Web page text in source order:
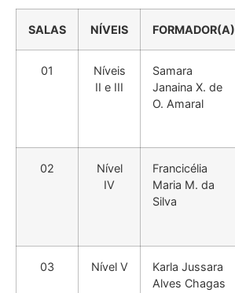
SALAS NÍVEIS FORMADOR(A)
01
Níveis
II e III
Samara
Janaina X. de
O. Amaral
02
Nível
IV
Francicélia
Maria M. da
Silva
03 Nível V
Karla Jussara
Alves Chagas